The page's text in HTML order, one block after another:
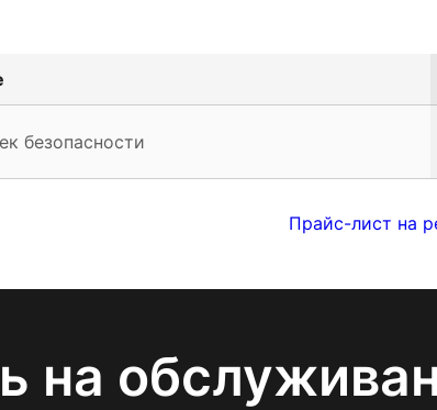
безопасности
Прайс-лист на
на